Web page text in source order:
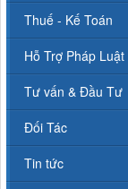
Thuế - Kế Toán
Hỗ Trợ Pháp Luật
Tư vấn & Đầu Tư
Đối Tác
Tin tức